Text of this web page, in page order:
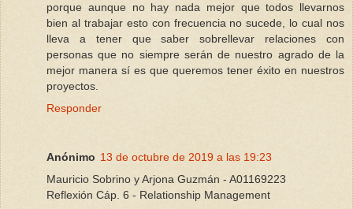
porque aunque no hay nada mejor que todos llevarnos
bien al trabajar esto con frecuencia no sucede, lo cual nos
lleva a tener que saber sobrellevar relaciones con
personas que no siempre serán de nuestro agrado de la
mejor manera sí es que queremos tener éxito en nuestros
proyectos.
Responder
Anónimo 13 de octubre de 2019 a las 19:23
Mauricio Sobrino y Arjona Guzmán - A01169223
Reflexión Cáp. 6 - Relationship Management